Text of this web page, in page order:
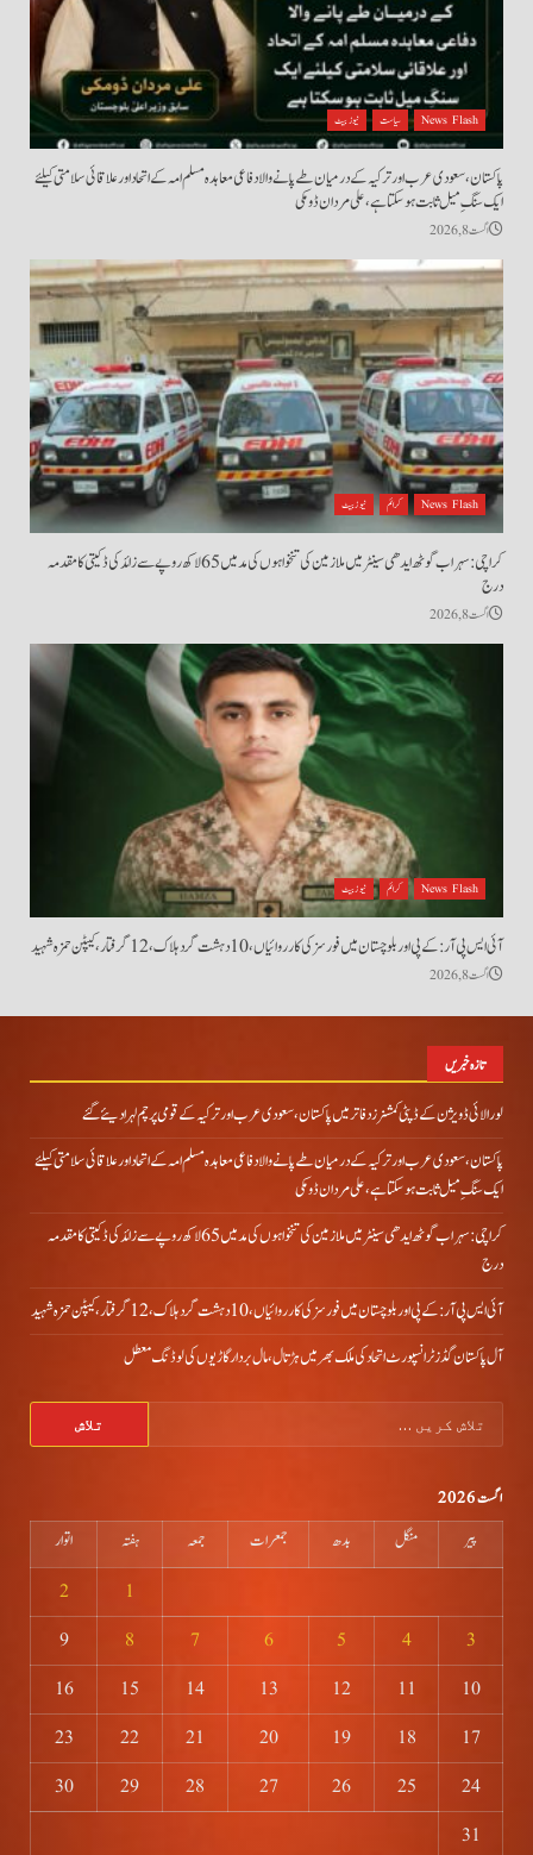
News Flash سیاست نیوز بیٹ
پاکستان، سعودی عرب اور ترکیہ کے درمیان طے پانے والا دفاعی معاہدہ مسلم امہ کے اتحاد اور علاقائی سلامتی کیلئے
ایک سنگِ میل ثابت ہو سکتا ہے، علی مردان ڈومکی
اگست 8, 2026
News Flash کرائم نیوز بیٹ
کراچی: سہراب گوٹھ ایدھی سینٹر میں ملازمین کی تنخواہوں کی مد میں 65 لاکھ روپے سے زائد کی ڈکیتی کا مقدمہ
درج
اگست 8, 2026
News Flash کرائم نیوز بیٹ
آئی ایس پی آر: کے پی اور بلوچستان میں فورسز کی کارروائیاں، 10 دہشت گرد ہلاک، 12 گرفتار، کیپٹن حمزہ شہید
اگست 8, 2026
تازہ خبریں
لورالائی ڈویژن کے ڈپٹی کمشنرز دفاتر میں پاکستان، سعودی عرب اور ترکیہ کے قومی پرچم لہرا دیئے گئے
پاکستان، سعودی عرب اور ترکیہ کے درمیان طے پانے والا دفاعی معاہدہ مسلم امہ کے اتحاد اور علاقائی سلامتی کیلئے
ایک سنگِ میل ثابت ہو سکتا ہے، علی مردان ڈومکی
کراچی: سہراب گوٹھ ایدھی سینٹر میں ملازمین کی تنخواہوں کی مد میں 65 لاکھ روپے سے زائد کی ڈکیتی کا مقدمہ
درج
آئی ایس پی آر: کے پی اور بلوچستان میں فورسز کی کارروائیاں، 10 دہشت گرد ہلاک، 12 گرفتار، کیپٹن حمزہ شہید
آل پاکستان گڈز ٹرانسپورٹ اتحاد کی ملک بھر میں ہڑتال،مال بردار گاڑیوں کی لوڈنگ معطل
کریں
اگست 2026
پیر منگل بدھ جمعرات جمعہ ہفتہ
اتوار
1
2
3
4
5
6
7
8
9
10
11
12
13
14
15
16
17
18
19
20
21
22
23
24
25
26
27
28
29
30
31